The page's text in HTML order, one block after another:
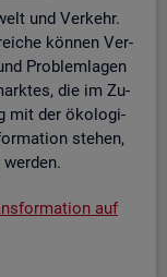
und Ver­kehr.
kön­nen Ver­
Pro­blem­la­gen
die im Zu­
mit der öko­lo­gi­
ste­hen,
auf